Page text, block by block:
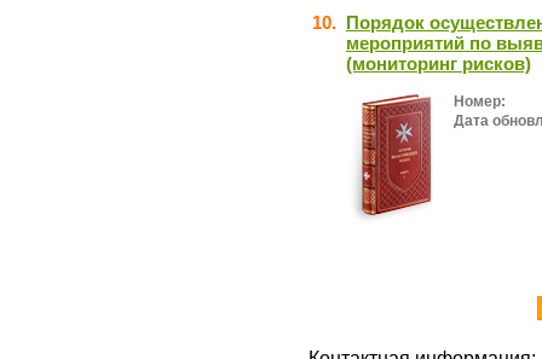
10. Порядок
мероприятий по
(мониторинг рисков)
Номер:
Дата